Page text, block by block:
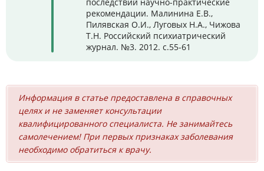
последствий научно-практические
рекомендации. Малинина Е.В.,
Пилявская О.И., Луговых Н.А., Чижова
Т.Н. Российский психиатрический
журнал. №3. 2012. с.55-61
Информация в статье предоставлена в справочных
целях и не заменяет консультации
квалифицированного специалиста. Не занимайтесь
самолечением! При первых признаках заболевания
необходимо обратиться к врачу.